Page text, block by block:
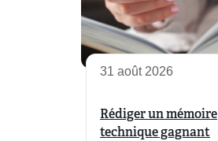
31 août 2026
Rédiger un mémoire
technique gagnant